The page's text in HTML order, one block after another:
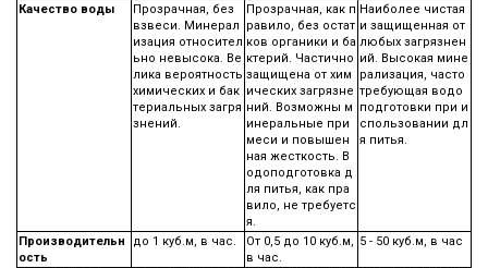
Качество воды
Прозрачная, без
взвеси. Минерал
изация относител
ьно невысока. Ве
лика вероятность
химических и бак
териальных загря
знений.
Прозрачная, как п
равило, без остат
ков органики и ба
ктерий. Частично
защищена от хим
ических загрязне
ний. Возможны м
инеральные при
меси и повышен
ная жесткость. В
одоподготовка д
ля питья, как пра
вило, не требуетс
я.
Наиболее чистая
и защищенная от
любых загрязнен
ий. Высокая мине
рализация, часто
требующая водо
подготовки при и
спользовании дл
я питья.
Производительн
ость
до 1 куб.м, в час.
От 0,5 до 10 куб.м,
в час.
5 - 50 куб.м, в час